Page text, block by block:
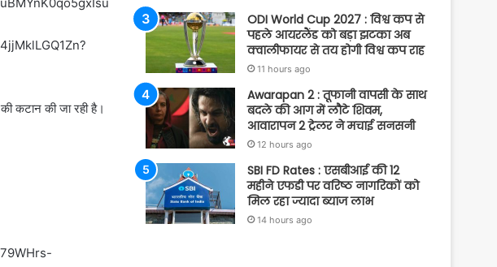
कटान की जा रही है।
ODI World Cup 2027 : विश्व कप से
पहले आयरलैंड को बड़ा झटका अब
क्वालीफायर से तय होगी विश्व कप राह
11 hours ago
Awarapan 2 : तूफानी वापसी के साथ
बदले की आग में लौटे शिवम,
आवारापन 2 ट्रेलर ने मचाई सनसनी
12 hours ago
SBI FD Rates : एसबीआई की 12
महीने एफडी पर वरिष्ठ नागरिकों को
मिल रहा ज्यादा ब्याज लाभ
14 hours ago